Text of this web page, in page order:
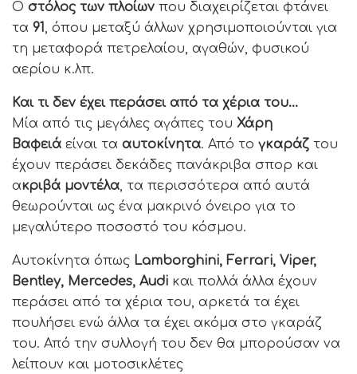
Ο στόλος των πλοίων που διαχειρίζεται φτάνει
τα 91, όπου μεταξύ άλλων χρησιμοποιούνται για
τη μεταφορά πετρελαίου, αγαθών, φυσικού
αερίου κ.λπ.
Και τι δεν έχει περάσει από τα χέρια του…
Μία από τις μεγάλες αγάπες του Χάρη
Βαφειά είναι τα αυτοκίνητα. Από το γκαράζ του
έχουν περάσει δεκάδες πανάκριβα σπορ και
ακριβά μοντέλα, τα περισσότερα από αυτά
θεωρούνται ως ένα μακρινό όνειρο για το
μεγαλύτερο ποσοστό του κόσμου.
Αυτοκίνητα όπως Lamborghini, Ferrari, Viper,
Bentley, Mercedes, Audi και πολλά άλλα έχουν
περάσει από τα χέρια του, αρκετά τα έχει
πουλήσει ενώ άλλα τα έχει ακόμα στο γκαράζ
του. Από την συλλογή του δεν θα μπορούσαν να
λείπουν και μοτοσικλέτες